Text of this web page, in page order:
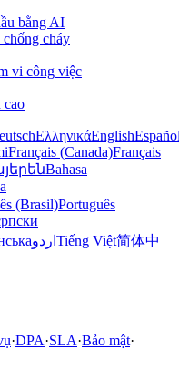
bằng AI
cháy
vi công việc
cao
ΕλληνικάEnglish
Français (Canada)Français
Bahasa
(Brasil)Português
اردو Tiếng Việt简体中
·DPA·SLA·Bảo mật·